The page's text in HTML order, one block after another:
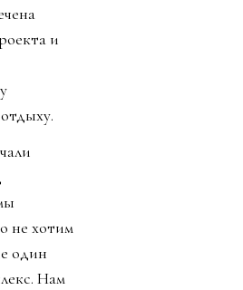
и
не хотим
один
Нам